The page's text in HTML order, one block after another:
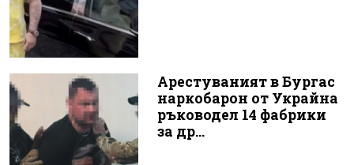
Арестуваният в Бургас
наркобарон от Украйна
ръководел 14 фабрики
за др...